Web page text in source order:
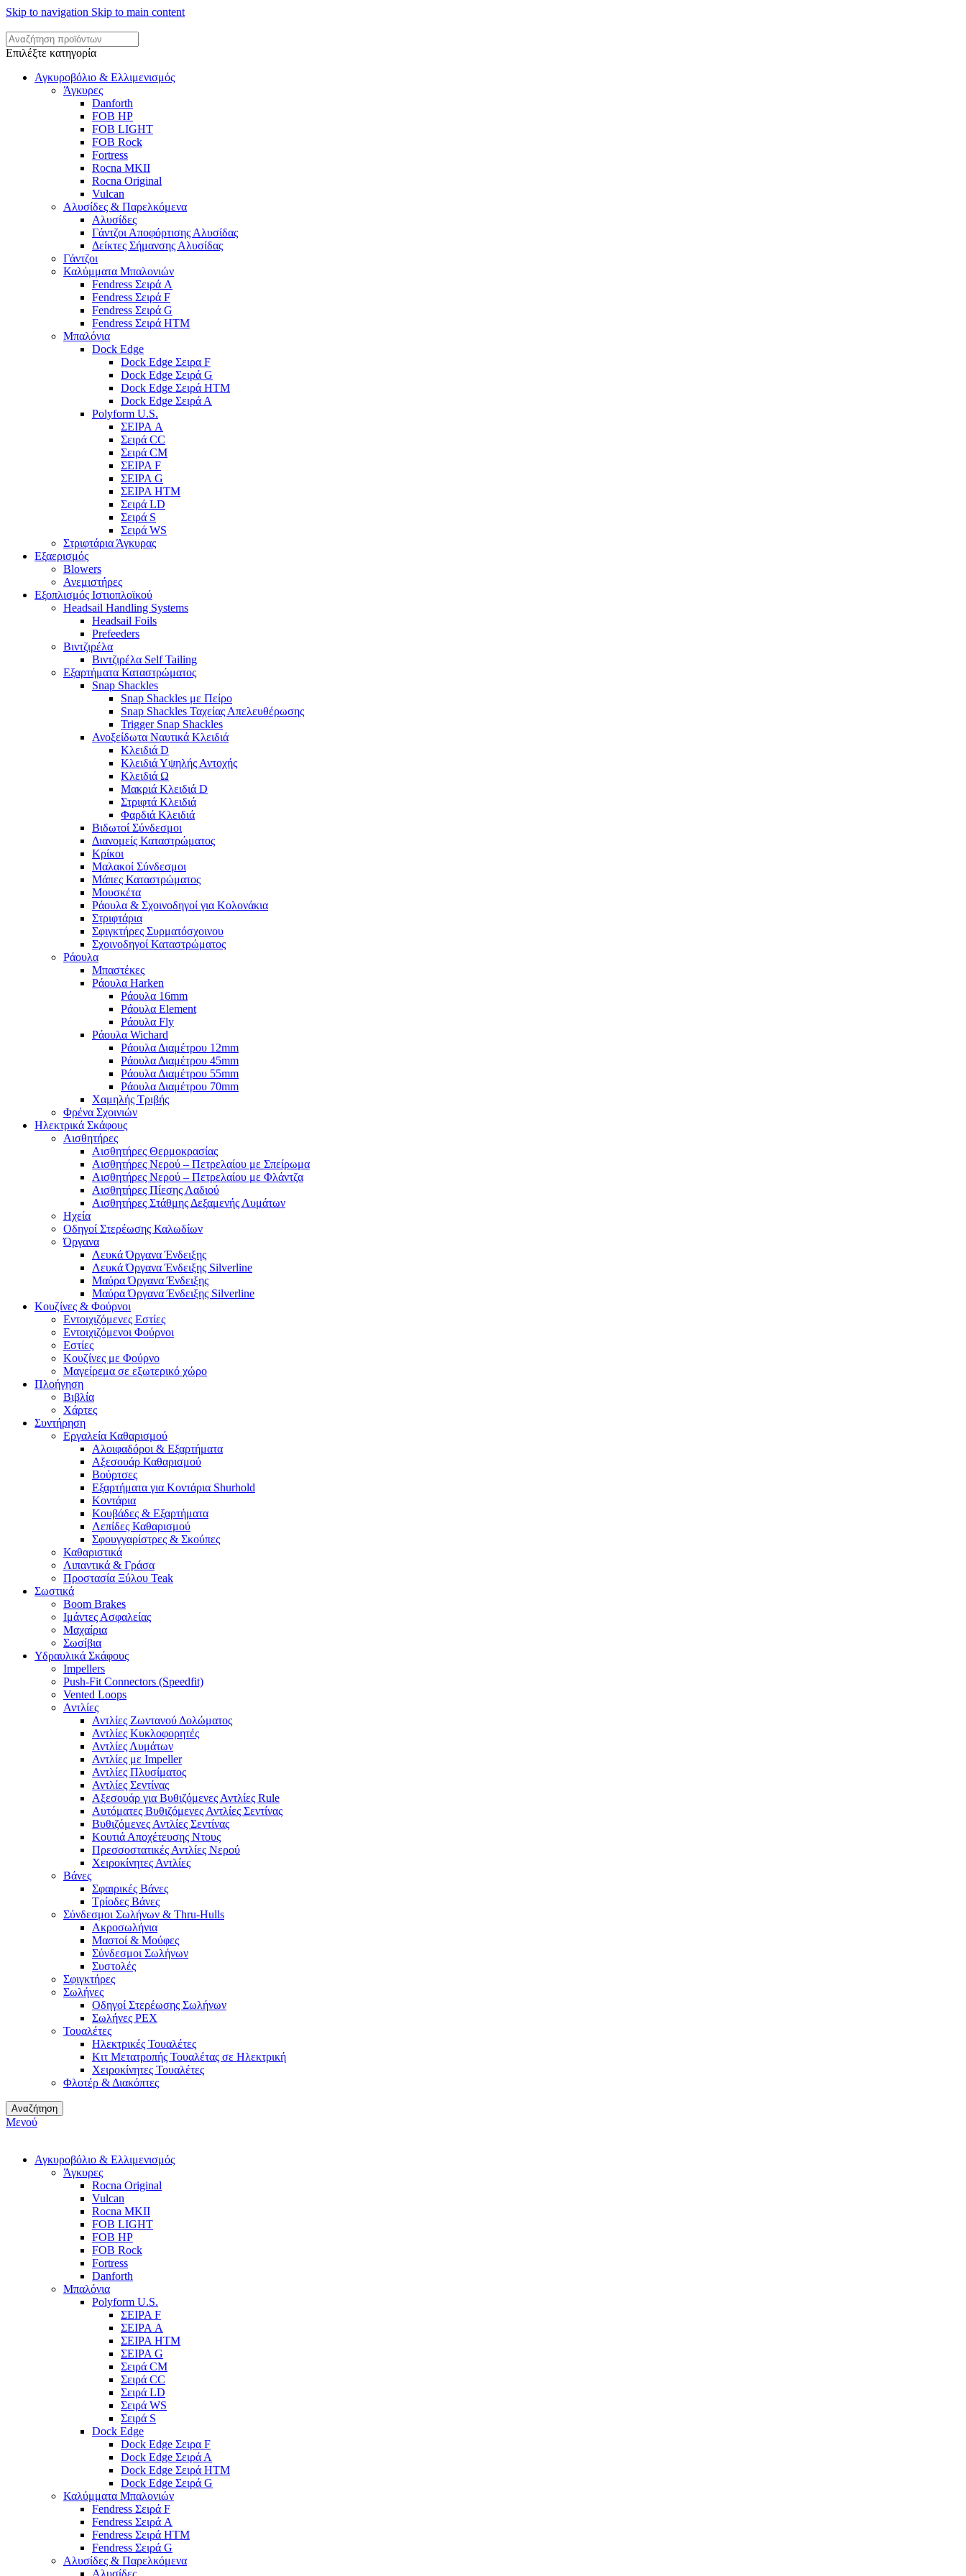
Skip to navigation Skip to main content
Επιλέξτε κατηγορία
Αγκυροβόλιο & Ελλιμενισμός
Άγκυρες
Danforth
FOB HP
FOB LIGHT
FOB Rock
Fortress
Rocna MKII
Rocna Original
Vulcan
Αλυσίδες & Παρελκόμενα
Αλυσίδες
Γάντζοι Αποφόρτισης Αλυσίδας
Δείκτες Σήμανσης Αλυσίδας
Γάντζοι
Καλύμματα Μπαλονιών
Fendress Σειρά A
Fendress Σειρά F
Fendress Σειρά G
Fendress Σειρά HTM
Μπαλόνια
Dock Edge
Dock Edge Σειρα F
Dock Edge Σειρά G
Dock Edge Σειρά HTM
Dock Edge Σειρά Α
Polyform U.S.
ΣΕΙΡΑ A
Σειρά CC
Σειρά CM
ΣΕΙΡΑ F
ΣΕΙΡΑ G
ΣΕΙΡΑ HTM
Σειρά LD
Σειρά S
Σειρά WS
Στριφτάρια Άγκυρας
Εξαερισμός
Blowers
Ανεμιστήρες
Εξοπλισμός Ιστιοπλοϊκού
Headsail Handling Systems
Headsail Foils
Prefeeders
Βιντζιρέλα
Βιντζιρέλα Self Tailing
Εξαρτήματα Καταστρώματος
Snap Shackles
Snap Shackles με Πείρο
Snap Shackles Ταχείας Απελευθέρωσης
Trigger Snap Shackles
Ανοξείδωτα Ναυτικά Κλειδιά
Κλειδιά D
Κλειδιά Υψηλής Αντοχής
Κλειδιά Ω
Μακριά Κλειδιά D
Στριφτά Κλειδιά
Φαρδιά Κλειδιά
Βιδωτοί Σύνδεσμοι
Διανομείς Καταστρώματος
Κρίκοι
Μαλακοί Σύνδεσμοι
Μάπες Καταστρώματος
Μουσκέτα
Ράουλα & Σχοινοδηγοί για Κολονάκια
Στριφτάρια
Σφιγκτήρες Συρματόσχοινου
Σχοινοδηγοί Καταστρώματος
Ράουλα
Μπαστέκες
Ράουλα Harken
Ράουλα 16mm
Ράουλα Element
Ράουλα Fly
Ράουλα Wichard
Ράουλα Διαμέτρου 12mm
Ράουλα Διαμέτρου 45mm
Ράουλα Διαμέτρου 55mm
Ράουλα Διαμέτρου 70mm
Χαμηλής Τριβής
Φρένα Σχοινιών
Ηλεκτρικά Σκάφους
Αισθητήρες
Αισθητήρες Θερμοκρασίας
Αισθητήρες Νερού – Πετρελαίου με Σπείρωμα
Αισθητήρες Νερού – Πετρελαίου με Φλάντζα
Αισθητήρες Πίεσης Λαδιού
Αισθητήρες Στάθμης Δεξαμενής Λυμάτων
Ηχεία
Οδηγοί Στερέωσης Καλωδίων
Όργανα
Λευκά Όργανα Ένδειξης
Λευκά Όργανα Ένδειξης Silverline
Μαύρα Όργανα Ένδειξης
Μαύρα Όργανα Ένδειξης Silverline
Κουζίνες & Φούρνοι
Εντοιχιζόμενες Εστίες
Εντοιχιζόμενοι Φούρνοι
Εστίες
Κουζίνες με Φούρνο
Μαγείρεμα σε εξωτερικό χώρο
Πλοήγηση
Βιβλία
Χάρτες
Συντήρηση
Εργαλεία Καθαρισμού
Αλοιφαδόροι & Εξαρτήματα
Αξεσουάρ Καθαρισμού
Βούρτσες
Εξαρτήματα για Κοντάρια Shurhold
Κοντάρια
Κουβάδες & Εξαρτήματα
Λεπίδες Καθαρισμού
Σφουγγαρίστρες & Σκούπες
Καθαριστικά
Λιπαντικά & Γράσα
Προστασία Ξύλου Teak
Σωστικά
Boom Brakes
Ιμάντες Ασφαλείας
Μαχαίρια
Σωσίβια
Υδραυλικά Σκάφους
Impellers
Push-Fit Connectors (Speedfit)
Vented Loops
Αντλίες
Αντλίες Ζωντανού Δολώματος
Αντλίες Κυκλοφορητές
Αντλίες Λυμάτων
Αντλίες με Impeller
Αντλίες Πλυσίματος
Αντλίες Σεντίνας
Αξεσουάρ για Βυθιζόμενες Αντλίες Rule
Αυτόματες Βυθιζόμενες Αντλίες Σεντίνας
Βυθιζόμενες Αντλίες Σεντίνας
Κουτιά Αποχέτευσης Ντους
Πρεσσοστατικές Αντλίες Νερού
Χειροκίνητες Αντλίες
Βάνες
Σφαιρικές Βάνες
Τρίοδες Βάνες
Σύνδεσμοι Σωλήνων & Thru-Hulls
Ακροσωλήνια
Μαστοί & Μούφες
Σύνδεσμοι Σωλήνων
Συστολές
Σφιγκτήρες
Σωλήνες
Οδηγοί Στερέωσης Σωλήνων
Σωλήνες PEX
Τουαλέτες
Ηλεκτρικές Τουαλέτες
Κιτ Μετατροπής Τουαλέτας σε Ηλεκτρική
Χειροκίνητες Τουαλέτες
Φλοτέρ & Διακόπτες
Αναζήτηση
Μενού
Αγκυροβόλιο & Ελλιμενισμός
Άγκυρες
Rocna Original
Vulcan
Rocna MKII
FOB LIGHT
FOB HP
FOB Rock
Fortress
Danforth
Μπαλόνια
Polyform U.S.
ΣΕΙΡΑ F
ΣΕΙΡΑ A
ΣΕΙΡΑ HTM
ΣΕΙΡΑ G
Σειρά CM
Σειρά CC
Σειρά LD
Σειρά WS
Σειρά S
Dock Edge
Dock Edge Σειρα F
Dock Edge Σειρά Α
Dock Edge Σειρά HTM
Dock Edge Σειρά G
Καλύμματα Μπαλονιών
Fendress Σειρά F
Fendress Σειρά A
Fendress Σειρά HTM
Fendress Σειρά G
Αλυσίδες & Παρελκόμενα
Αλυσίδες